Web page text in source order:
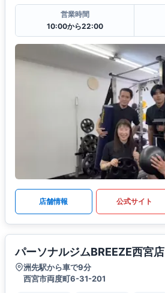
営業時間
10:00から22:00
店舗情報 公式サイト
パーソナルジムBREEZE西宮店
洲先駅から車で9分
西宮市両度町6-31-201